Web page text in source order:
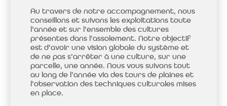
Au travers de notre accompagnement, nous
conseillons et suivons les exploitations toute
l’année et sur l’ensemble des cultures
présentes dans l’assolement. Notre objectif
est d’avoir une vision globale du système et
de ne pas s’arrêter à une culture, sur une
parcelle, une année. Nous vous suivons tout
au long de l’année via des tours de plaines et
l’observation des techniques culturales mises
en place.